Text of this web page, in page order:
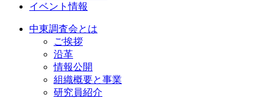
イベント情報
中東調査会とは
ご挨拶
沿革
情報公開
組織概要と事業
研究員紹介